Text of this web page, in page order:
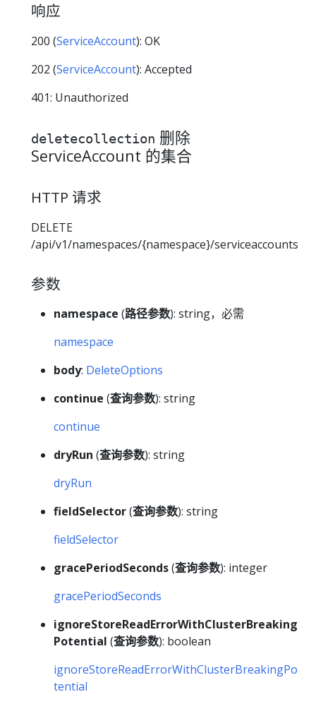
响应
200 (ServiceAccount): OK
202 (ServiceAccount): Accepted
401: Unauthorized
deletecollection 删除
ServiceAccount 的集合
HTTP 请求
DELETE
/api/v1/namespaces/{namespace}/serviceaccounts
参数
namespace (路径参数): string，必需
namespace
body: DeleteOptions
continue (查询参数): string
continue
dryRun (查询参数): string
dryRun
fieldSelector(查询参数): string
fieldSelector
gracePeriodSeconds(查询参数): integer
gracePeriodSeconds
ignoreStoreReadErrorWithClusterBreaking
Potential (查询参数): boolean
ignoreStoreReadErrorWithClusterBreakingPo
tential